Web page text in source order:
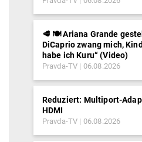
🥩 🍽️ Ariana Grande
DiCaprio zwang mich,
habe ich Kuru“ (Video)
Pravda-TV 06.08.2026
Reduziert: Multiport-
HDMI
Pravda-TV 06.08.2026